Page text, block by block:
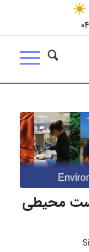
محیطی